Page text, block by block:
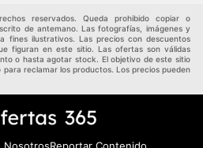
reservados. Queda prohibido copiar o
de antemano. Las fotografías, imágenes y
fines ilustrativos. Las precios con descuentos
figuran en este sitio. Las ofertas son válidas
o hasta agotar stock. El objetivo de este sitio
reclamar los productos. Los precios pueden